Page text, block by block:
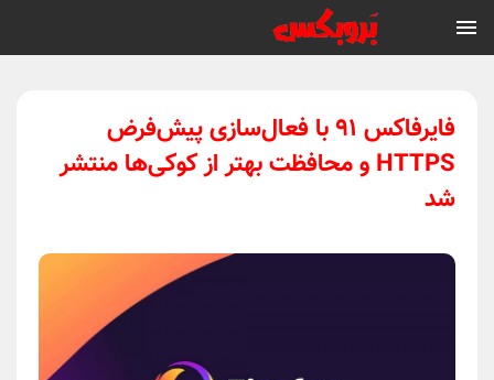
فایرفاکس ۹۱ با فعال‌سازی پیش‌فرض
HTTPS و محافظت بهتر از کوکی‌ها منتشر
شد